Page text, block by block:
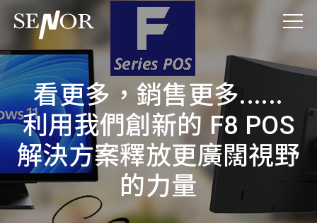
看更多，銷售更多......
利用我們創新的 F8 POS
解決方案釋放更廣闊視野
的力量